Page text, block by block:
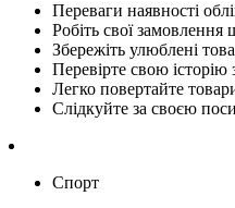
Переваги наявності
Робіть свої
Збережіть улюблені
Перевірте свою історію
Легко повертайте
Слідкуйте за своєю
Спорт